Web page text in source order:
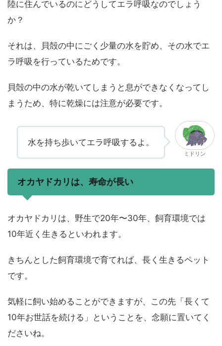
陸に住んでいるのにどうしてエラ呼吸なのでしょう
か？
それは、貝殻の中にごく少量の水を貯め、その水でエ
ラ呼吸を行っているためです。
貝殻の中の水が乾いてしまうと息ができなくなってし
まうため、特に乾燥には注意が必要です。
水を持ち歩いてエラ呼吸するよ。
ミドリン
オカヤドカリは、寿命が長い
オカヤドカリは、野生で20年〜30年、飼育環境では
10年近く生きるといわれます。
きちんとした飼育環境で育てれば、長く生きるペット
です。
気軽に飼い始めることができますが、この先「長くて
10年お世話を続ける」ということを、念願に置いてく
ださいね。